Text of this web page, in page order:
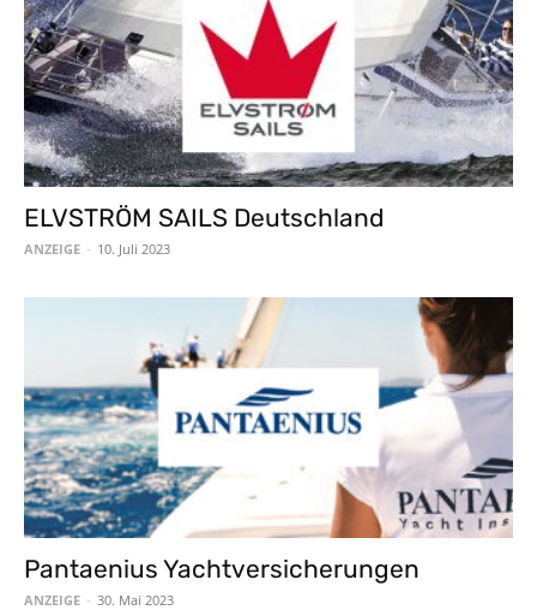
ELVSTRÖM SAILS Deutschland
ANZEIGE - 10. Juli 2023
Pantaenius Yachtversicherungen
ANZEIGE - 30. Mai 2023